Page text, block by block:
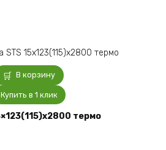
В корзину
Купить в 1 клик
термо